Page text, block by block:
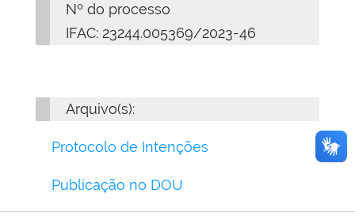
Nº do processo
IFAC: 23244.005369/2023-46
Arquivo(s):
Protocolo de Intenções
Publicação no DOU